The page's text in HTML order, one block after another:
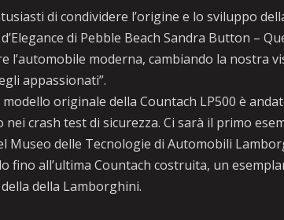
di condividere l’origine e lo sviluppo
di Pebble Beach Sandra Button –
l’automobile moderna, cambiando la nostra
appassionati”.
originale della Countach LP500 è
nei crash test di sicurezza. Ci sarà il primo
Museo delle Tecnologie di Automobili
fino all’ultima Countach costruita, un
della Lamborghini.